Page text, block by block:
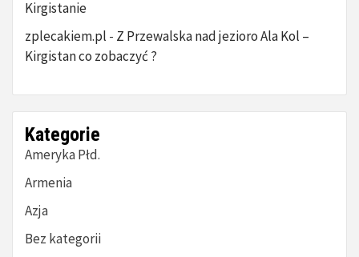
Kirgistanie
zplecakiem.pl - Z Przewalska nad jezioro Ala Kol –
Kirgistan co zobaczyć ?
Kategorie
Ameryka Płd.
Armenia
Azja
Bez kategorii